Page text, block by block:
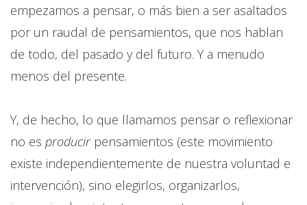
empezamos a pensar, o más bien a ser asaltados
por un raudal de pensamientos, que nos hablan
de todo, del pasado y del futuro. Y a menudo
menos del presente.
Y, de hecho, lo que llamamos pensar o reflexionar
no es producirpensamientos (este movimiento
existe independientemente de nuestra voluntad e
intervención), sino elegirlos, organizarlos,